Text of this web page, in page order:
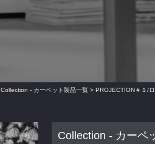
Collection - カーペット製品一覧 > PROJECTION＃１/
Collection - カーペ